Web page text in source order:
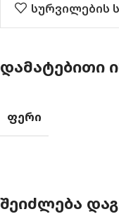
სურვილების
ᲓᲐᲛᲐᲢᲔᲑᲘᲗᲘ
ᲤᲔᲠᲘ
ᲨᲔᲘᲫᲚᲔᲑᲐ